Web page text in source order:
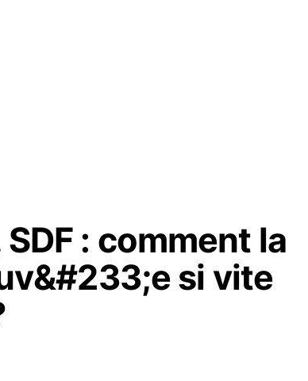
: comment la
si vite